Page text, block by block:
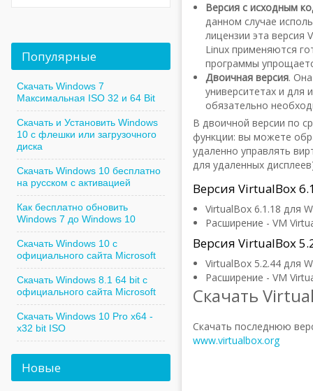
Версия с исходным
данном случае
лицензии эта версия
Linux применяются
программы
Двоичная версия.
университетах и для
обязательно
В двоичной версии по
функции: вы можете
удаленно управлять
для удаленных
Версия VirtualBox
VirtualBox 6.1.18 для
Расширение - VM
Версия VirtualBox
VirtualBox 5.2.44 для
Расширение - VM
Скачать
Скачать последнюю
www.virtualbox.org
Популярные
Скачать Windows 7
Максимальная ISO 32 и 64 Bit
Скачать и Установить Windows
10 с флешки или загрузочного
диска
Скачать Windows 10 бесплатно
на русском с активацией
Как бесплатно обновить
Windows 7 до Windows 10
Скачать Windows 10 с
официального сайта Microsoft
Скачать Windows 8.1 64 bit с
официального сайта Microsoft
Скачать Windows 10 Pro x64 -
x32 bit ISO
Новые